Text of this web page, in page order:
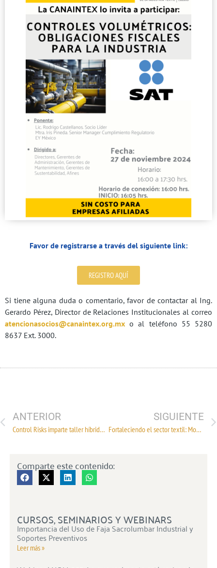
Favor de registrarse a través del siguiente link:
REGISTRO AQUÍ
Si tiene alguna duda o comentario, favor de contactar al Ing.
Gerardo Pérez, Director de Relaciones Institucionales al correo
atencionasocios@canaintex.org.mx o al teléfono 55 5280
8637 Ext. 3000.
ANTERIOR
Control Risks imparte taller híbrido sobre Acoso Laboral: Retos y desafíos en la empresas
SIGUIENTE
Fortaleciendo el sector textil: Modificaciones al Decreto Arancelario e IMMEX
Comparte este contenido:
CURSOS, SEMINARIOS Y WEBINARS
Importancia del Uso de Faja Sacrolumbar Industrial y
Soportes Preventivos
Leer más »